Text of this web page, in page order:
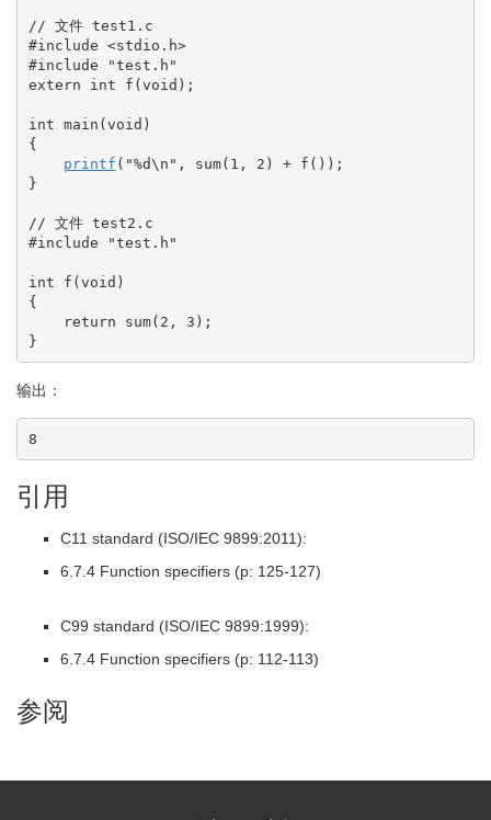
// 文件 test1.c
#include <stdio.h>
#include "test.h"
extern
int f (void ) ;
int main (void )
{
printf ( "%d\n " , sum( 1 , 2 ) + f ( ) ) ;
}
// 文件 test2.c
#include "test.h"
int f (void )
{
return sum( 2 , 3 ) ;
}
输出：
8
引用
C11 standard (ISO/IEC 9899:2011):
6.7.4 Function specifiers (p: 125-127)
C99 standard (ISO/IEC 9899:1999):
6.7.4 Function specifiers (p: 112-113)
参阅